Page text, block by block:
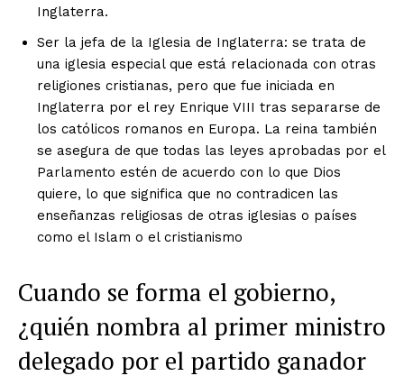
Inglaterra.
Ser la jefa de la Iglesia de Inglaterra: se trata de
una iglesia especial que está relacionada con otras
religiones cristianas, pero que fue iniciada en
Inglaterra por el rey Enrique VIII tras separarse de
los católicos romanos en Europa. La reina también
se asegura de que todas las leyes aprobadas por el
Parlamento estén de acuerdo con lo que Dios
quiere, lo que significa que no contradicen las
enseñanzas religiosas de otras iglesias o países
como el Islam o el cristianismo
Cuando se forma el gobierno,
¿quién nombra al primer ministro
delegado por el partido ganador